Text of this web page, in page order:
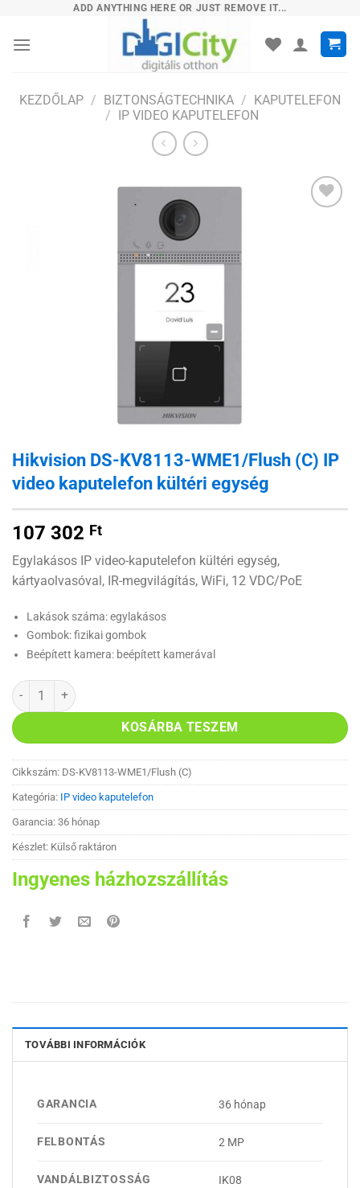
content
ADD ANYTHING HERE OR JUST REMOVE IT...
KEZDŐLAP / BIZTONSÁGTECHNIKA / KAPUTELEFON
/ IP VIDEO KAPUTELEFON
Hikvision DS-KV8113-WME1/Flush (C) IP
video kaputelefon kültéri egység
107 302 Ft
Egylakásos IP video-kaputelefon kültéri egység,
kártyaolvasóval, IR-megvilágítás, WiFi, 12 VDC/PoE
Lakások száma: egylakásos
Gombok: fizikai gombok
Beépített kamera: beépített kamerával
Hikvision DS-KV8113-WME1/Flush (C) IP video kaputelefon kültéri
KOSÁRBA TESZEM
Cikkszám: DS-KV8113-WME1/Flush (C)
Kategória: IP video kaputelefon
Garancia: 36 hónap
Készlet: Külső raktáron
Ingyenes házhozszállítás
TOVÁBBI INFORMÁCIÓK
GARANCIA 36 hónap
FELBONTÁS 2 MP
VANDÁLBIZTOSSÁG IK08